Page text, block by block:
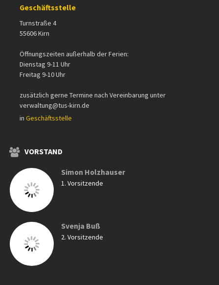
Geschäftsstelle
Turnstraße 4
55606 Kirn
Öffnungszeiten außerhalb der Ferien:
Dienstag 9-11 Uhr
Freitag 9-10 Uhr
zusätzlich gerne Termine nach Vereinbarung unter
verwaltung@tus-kirn.de
in Geschäftsstelle
VORSTAND
Simon Holzhauser
1. Vorsitzende
Svenja Buß
2. Vorsitzende